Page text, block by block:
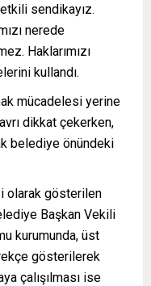
sendikayız.
nerede
Haklarımızı
kullandı.
mücadelesi yerine
dikkat çekerken,
belediye önündeki
olarak gösterilen
Başkan Vekili
kurumunda, üst
gösterilerek
çalışılması ise